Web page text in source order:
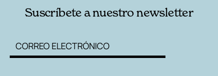
Suscríbete a nuestro newsletter